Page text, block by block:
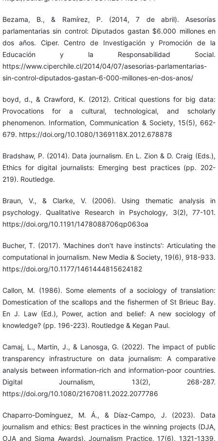
Bezama, B., & Ramírez, P. (2014, 7 de abril). Asesorías
parlamentarias sin control: Diputados gastan $6.000 millones en
dos años. Ciper. Centro de Investigación y Promoción de la
Educación y la Responsabilidad Social.
https://www.ciperchile.cl/2014/04/07/asesorias-parlamentarias-
sin-control-diputados-gastan-6-000-millones-en-dos-anos/
boyd, d., & Crawford, K. (2012). Critical questions for big data:
Provocations for a cultural, technological, and scholarly
phenomenon. Information, Communication & Society, 15(5), 662-
679. https://doi.org/10.1080/1369118X.2012.678878
Bradshaw, P. (2014). Data journalism. En L. Zion & D. Craig (Eds.),
Ethics for digital journalists: Emerging best practices (pp. 202-
219). Routledge.
Braun, V., & Clarke, V. (2006). Using thematic analysis in
psychology. Qualitative Research in Psychology, 3(2), 77-101.
https://doi.org/10.1191/1478088706qp063oa
Bucher, T. (2017). 'Machines don't have instincts': Articulating the
computational in journalism. New Media & Society, 19(6), 918-933.
https://doi.org/10.1177/1461444815624182
Callon, M. (1986). Some elements of a sociology of translation:
Domestication of the scallops and the fishermen of St Brieuc Bay.
En J. Law (Ed.), Power, action and belief: A new sociology of
knowledge? (pp. 196-223). Routledge & Kegan Paul.
Camaj, L., Martin, J., & Lanosga, G. (2022). The impact of public
transparency infrastructure on data journalism: A comparative
analysis between information-rich and information-poor countries.
Digital Journalism, 13(2), 268-287.
https://doi.org/10.1080/21670811.2022.2077786
Chaparro-Domínguez, M. Á., & Díaz-Campo, J. (2023). Data
journalism and ethics: Best practices in the winning projects (DJA,
OJA and Sigma Awards). Journalism Practice, 17(6), 1321-1339.